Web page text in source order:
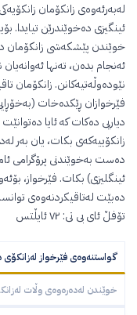
لەبەرئەوەی زانکۆمان
ئینگیزی دەخوێندرێن تیایدا.
خوێندن پێشکەشی زانکۆمان
ئەنجام بدەن، تەنها
نێودەوڵەتیەکانن. زانکۆمان
فێرخوازان ڕێکدەخات
دیاریی دەکات کە ئایا
زانکۆییەکەی بکات، یان بەر
دەست بەخوێندنی پرۆگرامی
ئینگلیزی) بکات. فێرخواز،
دەبێت لەتاقیکردنەوەی
تۆفڵ ئای بی تی: ٧٢ ئایڵتس
گواستنەوەی فێرخواز لەزانکۆی
خوێندن لەدەرەوەی وڵات